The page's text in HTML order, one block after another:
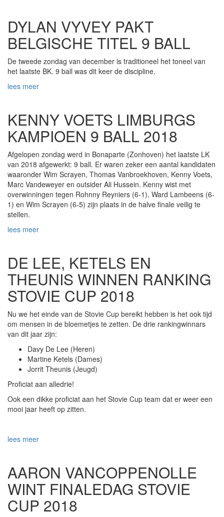
DYLAN VYVEY PAKT
BELGISCHE TITEL 9 BALL
De tweede zondag van december is traditioneel het toneel van
het laatste BK. 9 ball was dit keer de discipline.
lees meer
KENNY VOETS LIMBURGS
KAMPIOEN 9 BALL 2018
Afgelopen zondag werd in Bonaparte (Zonhoven) het laatste LK
van 2018 afgewerkt: 9 ball. Er waren zeker een aantal kandidaten
waaronder Wim Scrayen, Thomas Vanbroekhoven, Kenny Voets,
Marc Vandeweyer en outsider Ali Hussein. Kenny wist met
overwinningen tegen Rohnny Reyniers (6-1), Ward Lambeens (6-
1) en Wim Scrayen (6-5) zijn plaats in de halve finale veilig te
stellen.
lees meer
DE LEE, KETELS EN
THEUNIS WINNEN RANKING
STOVIE CUP 2018
Nu we het einde van de Stovie Cup bereikt hebben is het ook tijd
om mensen in de bloemetjes te zetten. De drie rankingwinnars
van dit jaar zijn:
Davy De Lee (Heren)
Martine Ketels (Dames)
Jorrit Theunis (Jeugd)
Proficiat aan alledrie!
Ook een dikke proficiat aan het Stovie Cup team dat er weer een
mooi jaar heeft op zitten.
lees meer
AARON VANCOPPENOLLE
WINT FINALEDAG STOVIE
CUP 2018